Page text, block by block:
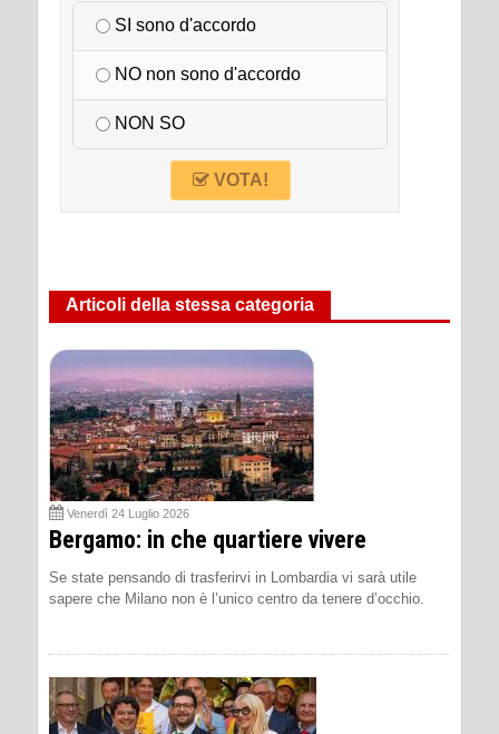
SI sono d'accordo
NO non sono d'accordo
NON SO
VOTA!
Articoli della stessa categoria
Venerdì 24 Luglio 2026
Bergamo: in che quartiere vivere
Se state pensando di trasferirvi in Lombardia vi sarà utile
sapere che Milano non è l’unico centro da tenere d’occhio.